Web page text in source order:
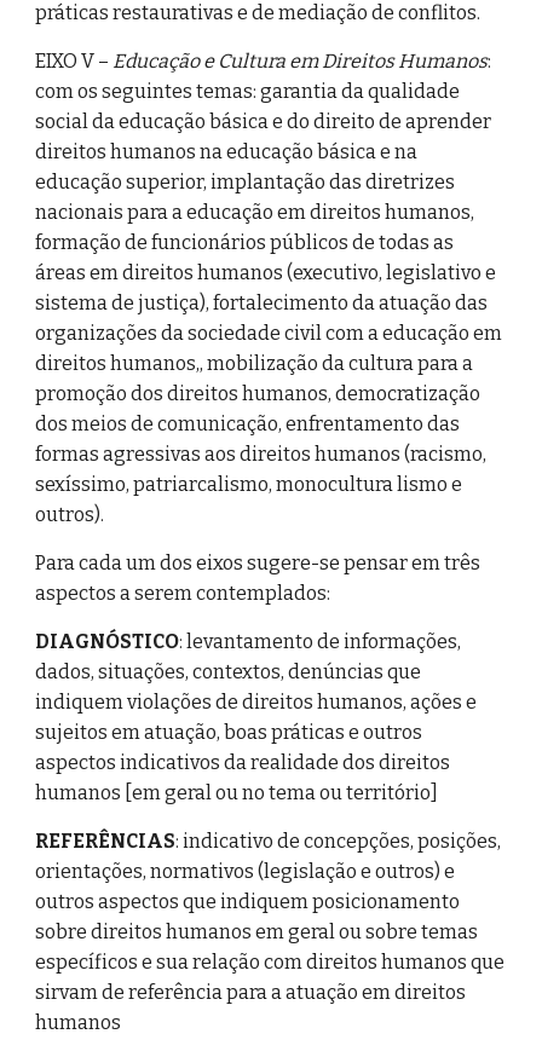
práticas restaurativas e de mediação de conflitos.
EIXO V – Educação e Cultura em Direitos Humanos:
com os seguintes temas: garantia da qualidade
social da educação básica e do direito de aprender
direitos humanos na educação básica e na
educação superior, implantação das diretrizes
nacionais para a educação em direitos humanos,
formação de funcionários públicos de todas as
áreas em direitos humanos (executivo, legislativo e
sistema de justiça), fortalecimento da atuação das
organizações da sociedade civil com a educação em
direitos humanos,, mobilização da cultura para a
promoção dos direitos humanos, democratização
dos meios de comunicação, enfrentamento das
formas agressivas aos direitos humanos (racismo,
sexíssimo, patriarcalismo, monocultura lismo e
outros).
Para cada um dos eixos sugere-se pensar em três
aspectos a serem contemplados:
DIAGNÓSTICO: levantamento de informações,
dados, situações, contextos, denúncias que
indiquem violações de direitos humanos, ações e
sujeitos em atuação, boas práticas e outros
aspectos indicativos da realidade dos direitos
humanos [em geral ou no tema ou território]
REFERÊNCIAS: indicativo de concepções, posições,
orientações, normativos (legislação e outros) e
outros aspectos que indiquem posicionamento
sobre direitos humanos em geral ou sobre temas
específicos e sua relação com direitos humanos que
sirvam de referência para a atuação em direitos
humanos